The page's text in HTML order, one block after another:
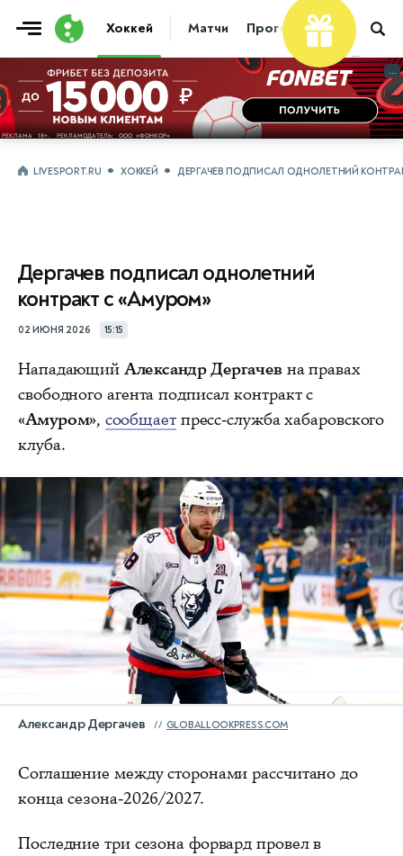
Хоккей Матчи Прогнозы
...
...
LIVESPORT.RU ХОККЕЙ ДЕРГАЧЕВ ПОДПИСАЛ ОДНОЛЕТНИЙ
Дергачев подписал однолетний
контракт с «Амуром»
02 ИЮНЯ 2026 15:15
Нападающий Александр Дергачев на правах
свободного агента подписал контракт с
«Амуром», сообщаетпресс-служба хабаровского
клуба.
Александр Дергачев GLOBALLOOKPRESS.COM
Соглашение между сторонами рассчитано до
конца сезона-2026/2027.
Последние три сезона форвард провел в